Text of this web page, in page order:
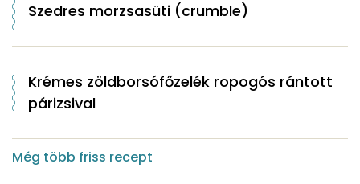
Szedres morzsasüti (crumble)
Krémes zöldborsófőzelék ropogós rántott
párizsival
Még több friss recept